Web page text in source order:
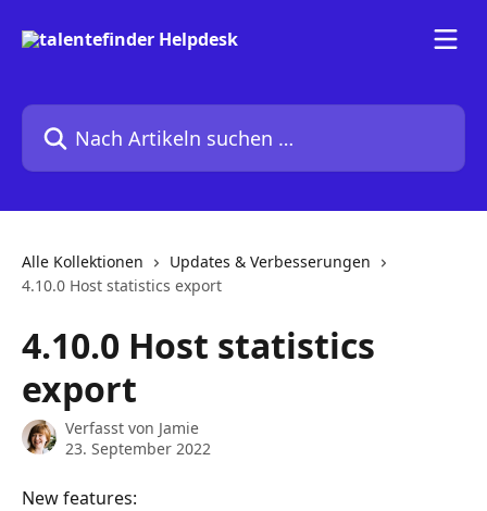
Nach Artikeln suchen …
Alle Kollektionen
Updates & Verbesserungen
4.10.0 Host statistics export
4.10.0 Host statistics
export
Verfasst von Jamie
23. September 2022
New features: